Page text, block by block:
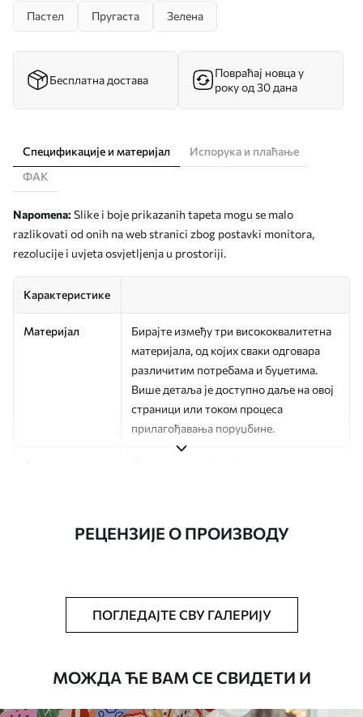
Пастел Пругаста Зелена
Бесплатна достава
Повраћај новца у
року од 30 дана
Спецификације и материјал
Испорука и плаћање
ФАК
Napomena: Slike i boje prikazanih tapeta mogu se malo
razlikovati od onih na web stranici zbog postavki monitora,
rezolucije i uvjeta osvjetljenja u prostoriji.
Карактеристике
Материјал
Бирајте између три висококвалитетна
материјала, од којих сваки одговара
различитим потребама и буџетима.
Више детаља је доступно даље на овој
страници или током процеса
прилагођавања поруџбине.
Финисхинг Полу-мат.
ширине до 50 цм.
тапете.
РЕЦЕНЗИЈЕ О ПРОИЗВОДУ
ПОГЛЕДАЈТЕ СВУ ГАЛЕРИЈУ
МОЖДА ЋЕ ВАМ СЕ СВИДЕТИ И